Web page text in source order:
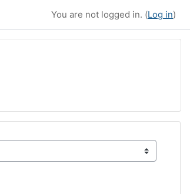
You are not logged in. (Log in)